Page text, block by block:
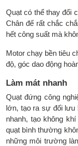
Quạt có thể thay đổi
Chân đế rất chắc
hết công suất mà
Motor chạy bền tiêu
độ, góc dao động
Làm mát nhanh
Quạt đứng công
lớn, tạo ra sự đối lưu
nhanh, tạo không
quạt bình thường
những môi trường